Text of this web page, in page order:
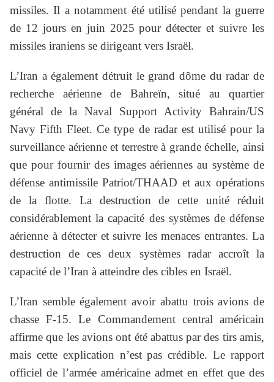
missiles. Il a notamment été utilisé pendant la guerre
de 12 jours en juin 2025 pour détecter et suivre les
missiles iraniens se dirigeant vers Israël.
L’Iran a également détruit le grand dôme du radar de
recherche aérienne de Bahreïn, situé au quartier
général de la Naval Support Activity Bahrain/US
Navy Fifth Fleet. Ce type de radar est utilisé pour la
surveillance aérienne et terrestre à grande échelle, ainsi
que pour fournir des images aériennes au système de
défense antimissile Patriot/THAAD et aux opérations
de la flotte. La destruction de cette unité réduit
considérablement la capacité des systèmes de défense
aérienne à détecter et suivre les menaces entrantes. La
destruction de ces deux systèmes radar accroît la
capacité de l’Iran à atteindre des cibles en Israël.
L’Iran semble également avoir abattu trois avions de
chasse F-15. Le Commandement central américain
affirme que les avions ont été abattus par des tirs amis,
mais cette explication n’est pas crédible. Le rapport
officiel de l’armée américaine admet en effet que des